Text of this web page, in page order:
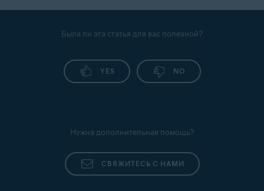
Была ли эта статья для вас полезной?
YES NO
Нужна дополнительная помощь?
СВЯЖИТЕСЬ С НАМИ